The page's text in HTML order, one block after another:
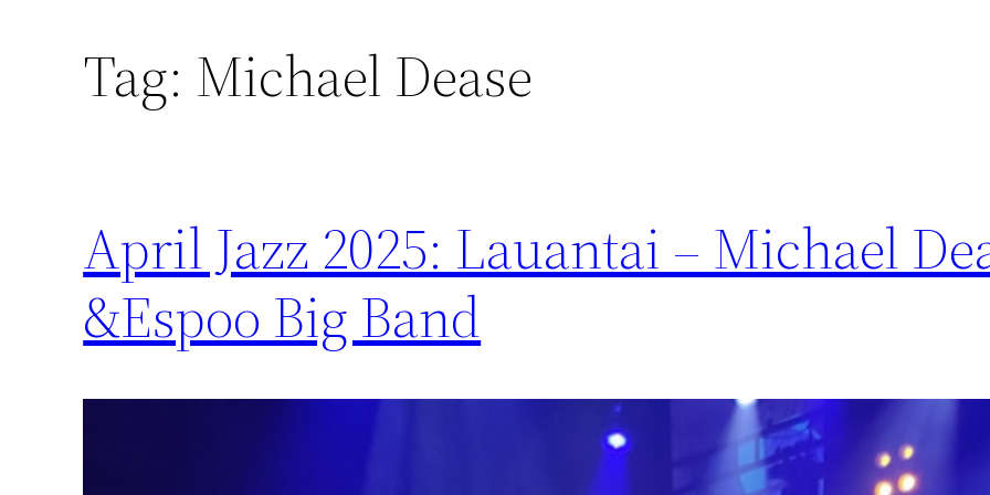
Tag: Michael Dease
April Jazz 2025: Lauantai – Michael
&Espoo Big Band